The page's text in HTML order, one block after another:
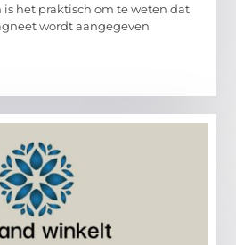
het praktisch om te weten dat
wordt aangegeven